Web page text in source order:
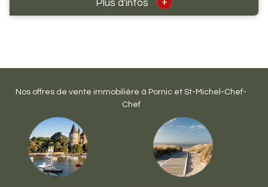
Plus d'infos
Nos offres de vente immobilière à Pornic et St-Michel-Chef-
Chef